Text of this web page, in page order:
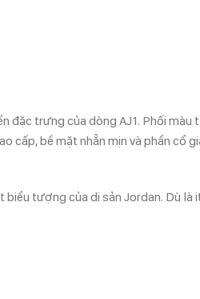
đặc trưng của dòng AJ1. Phối màu
cấp, bề mặt nhẵn mịn và phần cổ
tượng của di sản Jordan. Dù là